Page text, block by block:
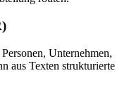
Unternehmen,
aus Texten strukturierte